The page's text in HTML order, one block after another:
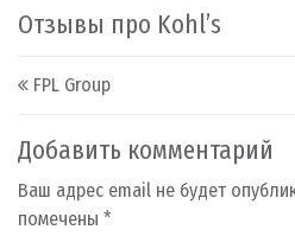
Отзывы про Kohl’s
Post navigation
FPL Group
Добавить комментарий
Ваш адрес email не будет
помечены *